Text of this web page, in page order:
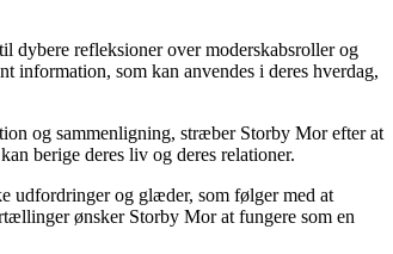
dybere refleksioner over moderskabsroller og
information, som kan anvendes i deres hverdag,
og sammenligning, stræber Storby Mor efter at
berige deres liv og deres relationer.
udfordringer og glæder, som følger med at
ønsker Storby Mor at fungere som en